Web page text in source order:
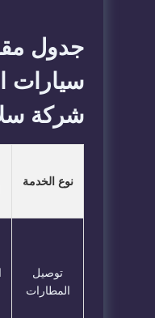
جدول
سيارات
شركة
نوع الخدمة
توصيل
المطارات